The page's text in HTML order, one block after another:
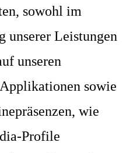
sowohl im
unserer Leistungen
unseren
sowie
wie
Profile